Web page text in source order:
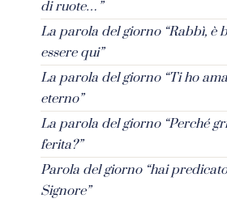
di ruote…”
La parola del giorno “Rabbì, è
essere qui”
La parola del giorno “Ti ho
eterno”
La parola del giorno “Perché
ferita?”
Parola del giorno “hai
Signore”